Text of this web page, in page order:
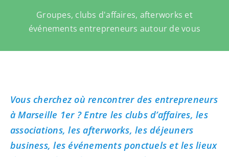
Groupes, clubs d'affaires, afterworks et
événements entrepreneurs autour de vous
Vous cherchez où rencontrer des entrepreneurs
à Marseille 1er ? Entre les clubs d’affaires, les
associations, les afterworks, les déjeuners
business, les événements ponctuels et les lieux